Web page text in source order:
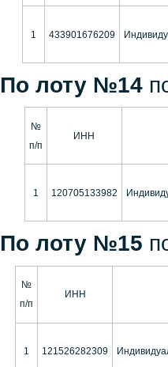
1 433901676209
По лоту №14
№
п/п
ИНН
1 120705133982
По лоту №15
№
п/п
ИНН
1 121526282309